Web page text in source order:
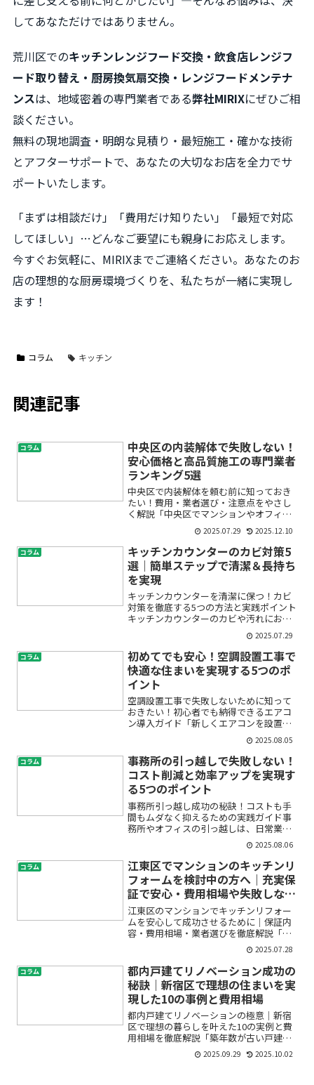
してあなただけではありません。
荒川区でのキッチンレンジフード交換・飲食店レンジフ
ード取り替え・厨房換気扇交換・レンジフードメンテナ
ンスは、地域密着の専門業者である弊社MIRIXにぜひご相
談ください。
無料の現地調査・明朗な見積り・最短施工・確かな技術
とアフターサポートで、あなたの大切なお店を全力でサ
ポートいたします。
「まずは相談だけ」「費用だけ知りたい」「最短で対応
してほしい」…どんなご要望にも親身にお応えします。
今すぐお気軽に、MIRIXまでご連絡ください。あなたのお
店の理想的な厨房環境づくりを、私たちが一緒に実現し
ます！
コラム キッチン
関連記事
コラム
中央区の内装解体で失敗しない！
安心価格と高品質施工の専門業者
ランキング5選
中央区で内装解体を頼む前に知っておき
たい！費用・業者選び・注意点をやさし
く解説「中央区でマンションやオフィス
の内装解体を考えているけれど、初めて
で何から始めていいか分からない」「内
装解体の費用や業者選びで失敗したくな
い」「見積もりや廃材処理...
2025.07.29 2025.12.10
コラム
キッチンカウンターのカビ対策5
選｜簡単ステップで清潔＆長持ち
を実現
キッチンカウンターを清潔に保つ！カビ
対策を徹底する5つの方法と実践ポイント
キッチンカウンターのカビや汚れにお困
りではありませんか？毎日使う場所だか
らこそ、知らない間にカビが発生してし
まい、「どう掃除すればいいの？」「湿
気や結露はどう防げばい...
2025.07.29
コラム
初めてでも安心！空調設置工事で
快適な住まいを実現する5つのポ
イント
空調設置工事で失敗しないために知って
おきたい！初心者でも納得できるエアコ
ン導入ガイド「新しくエアコンを設置し
たいけど、どんな工事が必要なの？」
「どの業者を選べばいいの？」「設置後
のメンテナンスはどうしたらいい？」こ
うした疑問や不安をお持ちで...
2025.08.05
コラム
事務所の引っ越しで失敗しない！
コスト削減と効率アップを実現す
る5つのポイント
事務所引っ越し成功の秘訣！コストも手
間もムダなく抑えるための実践ガイド事
務所やオフィスの引っ越しは、日常業務
の中でも特に大きなイベントです。「ど
こから手を付ければ良い？」「コストが
膨らまないか不安」「どんな順番で進め
れば効率的？」と悩んでい...
2025.08.06
コラム
江東区でマンションのキッチンリ
フォームを検討中の方へ｜充実保
証で安心・費用相場や失敗しない
業者選びのポイント
江東区のマンションでキッチンリフォー
ムを安心して成功させるために｜保証内
容・費用相場・業者選びを徹底解説「マ
ンションのキッチンをもっと使いやすく
したい」「家族が集まる場所だからこ
そ、おしゃれで快適にしたい」でも、リ
フォームは初めてで「費用は...
2025.07.28
コラム
都内戸建てリノベーション成功の
秘訣｜新宿区で理想の住まいを実
現した10の事例と費用相場
都内戸建てリノベーションの極意｜新宿
区で理想の暮らしを叶えた10の実例と費
用相場を徹底解説「築年数が古い戸建て
をおしゃれに生まれ変わらせたい」「東
京・新宿区で快適な住まいを手に入れた
2025.09.29 2025.10.02